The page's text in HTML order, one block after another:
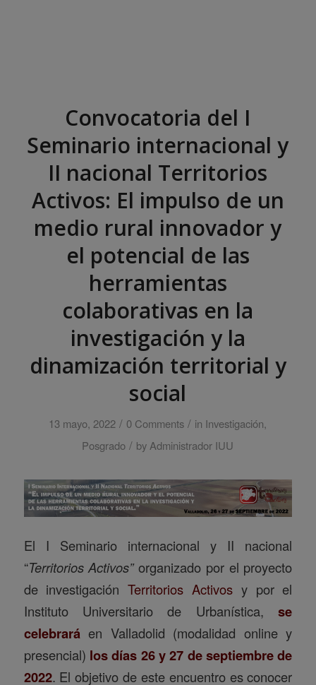
Convocatoria del I
Seminario internacional y
II nacional Territorios
Activos: El impulso de un
medio rural innovador y
el potencial de las
herramientas
colaborativas en la
investigación y la
dinamización territorial y
social
13 mayo, 2022 / 0 Comments / in Investigación,
Posgrado / by Administrador IUU
El I Seminario internacional y II nacional
“Territorios Activos”organizado por el proyecto
de investigaciónTerritorios Activos y por el
Instituto Universitario de Urbanística,se
celebraráen Valladolid (modalidad online y
presencial) los días 26 y 27 de septiembre de
2022. El objetivo de este encuentro es conocer